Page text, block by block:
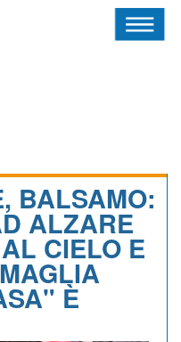
BALSAMO:
ALZARE
CIELO E
È